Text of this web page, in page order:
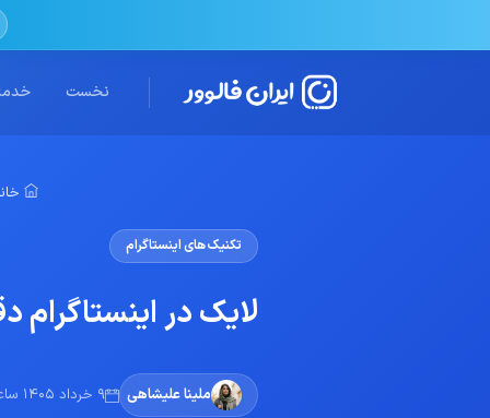
نخست
تکنیک های اینستاگرام
لایک در
ملینا علیشاهی 9 خرداد 1405 ساعت 15:50